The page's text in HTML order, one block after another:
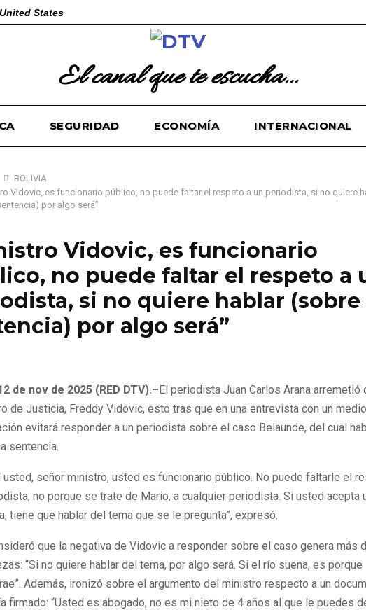
States
El canal que te escucha...
SEGURIDAD ECONOMÍA INTERNACIONAL
BOLIVIA
Vidovic, es funcionario público, no puede faltar el respeto a un periodista, si no quiere
por algo será”
Vidovic, es funcionario
no puede faltar el respeto a
si no quiere hablar (sobre
por algo será”
de nov de 2025 (RED DTV).–El periodista Juan Carlos Arana arremetió
de Justicia, Freddy Vidovic, esto tras que en una entrevista con un
evitará responder a un periodista sobre el caso Belaunde, del cual
sentencia.
usted, señor ministro, usted es funcionario público. No puede faltarle el
no porque se trate de Mario, a cualquier periodista. Si usted acepta
tiene que hablar del tema que se le pregunta”, expresó.
que la negativa de Vidovic a responder sobre el caso genera más
“Si no quiere hablar del tema, por algo será. Si el río suena, es porque
Además, ironizó sobre el argumento del ministro respecto a un
firmado: “Usted es abogado, no es mi nieto de 4 años al que le puedes